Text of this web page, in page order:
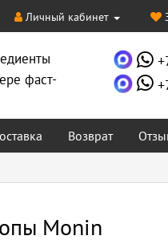
Личный кабинет
фаст-
Возврат
Monin